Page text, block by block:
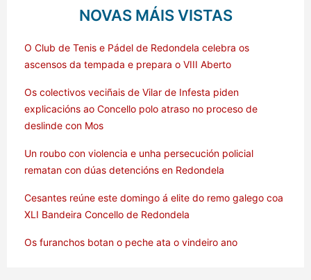
NOVAS MÁIS VISTAS
O Club de Tenis e Pádel de Redondela celebra os
ascensos da tempada e prepara o VIII Aberto
Os colectivos veciñais de Vilar de Infesta piden
explicacións ao Concello polo atraso no proceso de
deslinde con Mos
Un roubo con violencia e unha persecución policial
rematan con dúas detencións en Redondela
Cesantes reúne este domingo á elite do remo galego coa
XLI Bandeira Concello de Redondela
Os furanchos botan o peche ata o vindeiro ano